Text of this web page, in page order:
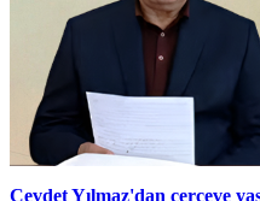
Cevdet Yılmaz'dan çerçeve